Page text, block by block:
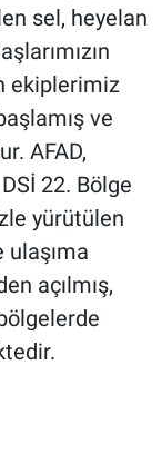
sel, heyelan
ekiplerimiz
ve
AFAD,
22. Bölge
yürütülen
açılmış,